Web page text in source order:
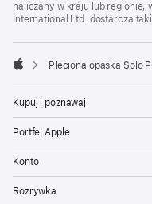
naliczany w kraju lub regionie,
International Ltd. dostarcza
Pleciona opaska Solo
Kupuj i poznawaj
Portfel Apple
Konto
Rozrywka